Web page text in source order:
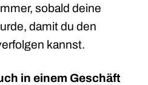
sobald deine
damit du den
kannst.
in einem Geschäft